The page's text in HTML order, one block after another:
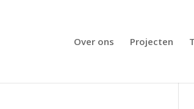
Over ons Projecten